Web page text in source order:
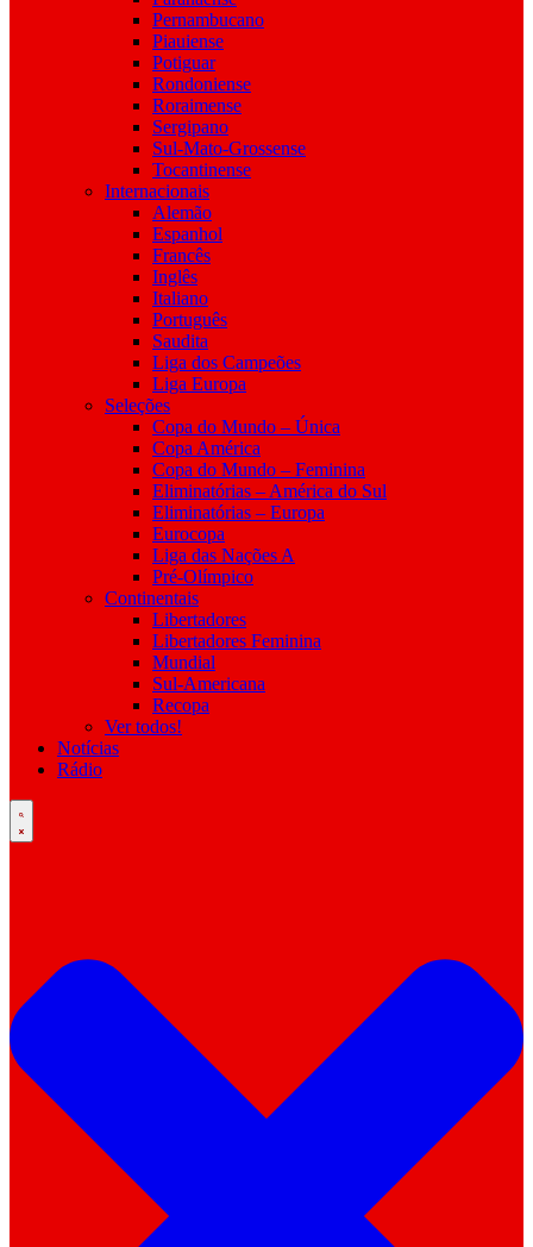
Pernambucano
Piauiense
Potiguar
Rondoniense
Roraimense
Sergipano
Sul-Mato-Grossense
Tocantinense
Internacionais
Alemão
Espanhol
Francês
Inglês
Italiano
Português
Saudita
Liga dos Campeões
Liga Europa
Seleções
Copa do Mundo – Única
Copa América
Copa do Mundo – Feminina
Eliminatórias – América do Sul
Eliminatórias – Europa
Eurocopa
Liga das Nações A
Pré-Olímpico
Continentais
Libertadores
Libertadores Feminina
Mundial
Sul-Americana
Recopa
Ver todos!
Notícias
Rádio